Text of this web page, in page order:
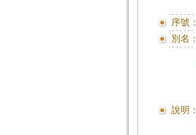
序號：
別名：
說明：